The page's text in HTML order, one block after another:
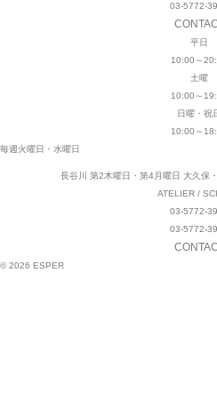
03-5772-
平日
10:00～
土曜
10:00～
日曜・祝
10:00～
毎週火曜日・水曜日
長谷川 第2木曜日・第4月曜日 大久保
ATELIER /
03-5772-
03-5772-
© 2026 ESPER